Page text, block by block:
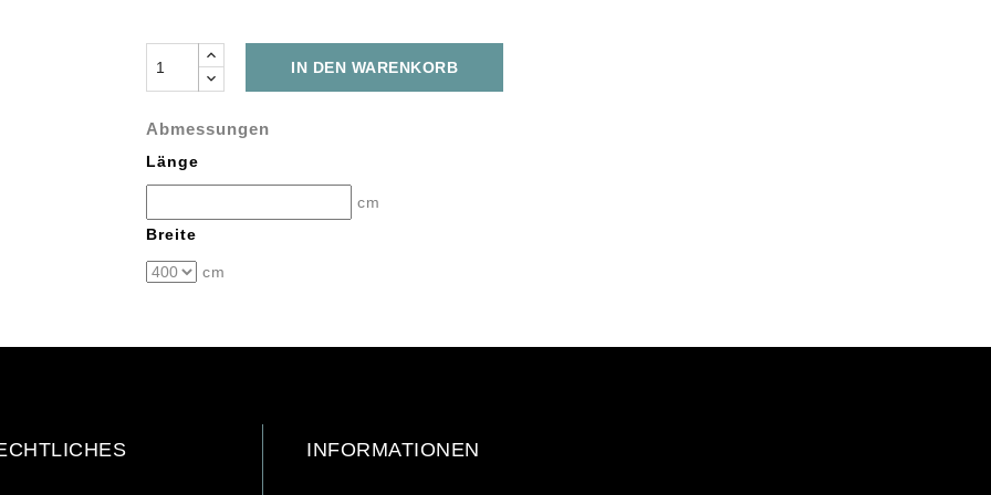
IN DEN WARENKORB
Abmessungen
Länge
cm
Breite
cm
INFORMATIONEN